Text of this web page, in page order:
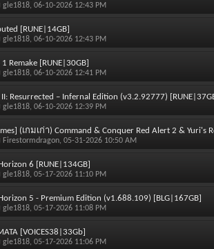
gle1818, 06-10-2026 12:43 PM
[RUNE|14GB]
gle1818, 06-10-2026 12:43 PM
Remake [RUNE|30GB]
gle1818, 06-10-2026 12:41 PM
Resurrected – Infernal Edition (v3.2.92777)
gle1818, 06-10-2026 12:39 PM
(เกมเก่า) Command & Conquer Red Alert 2 & Yuri's
Firestormdragon, 05-31-2026 10:50 AM
6 [RUNE|134GB]
gle1818, 05-17-2026 11:10 PM
5 - Premium Edition (v1.688.109) [BLG|167GB]
gle1818, 05-17-2026 11:08 PM
[VOICES38|33Gb]
gle1818, 05-17-2026 11:06 PM